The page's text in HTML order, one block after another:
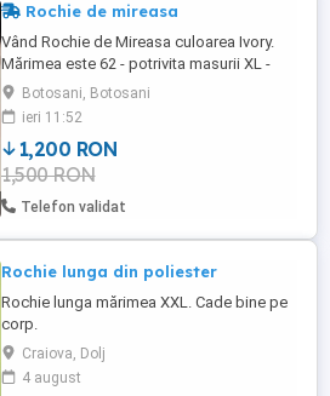
Rochie de mireasa
Vând Rochie de Mireasa culoarea Ivory.
Mărimea este 62 - potrivita masurii XL -
XXL. Înălțimea mea este de 1,73 și am avut
tocuri de 10 cm. Nu este modificata.
Rochița se poate proba în Botosani.
Pentru mai multe detalii - mesaj privat.
Botosani, Botosani
ieri 11:52
1,200 RON
1,500 RON
Telefon validat
Rochie lunga din poliester
Rochie lunga mărimea XXL. Cade bine pe
corp.
Craiova, Dolj
4 august